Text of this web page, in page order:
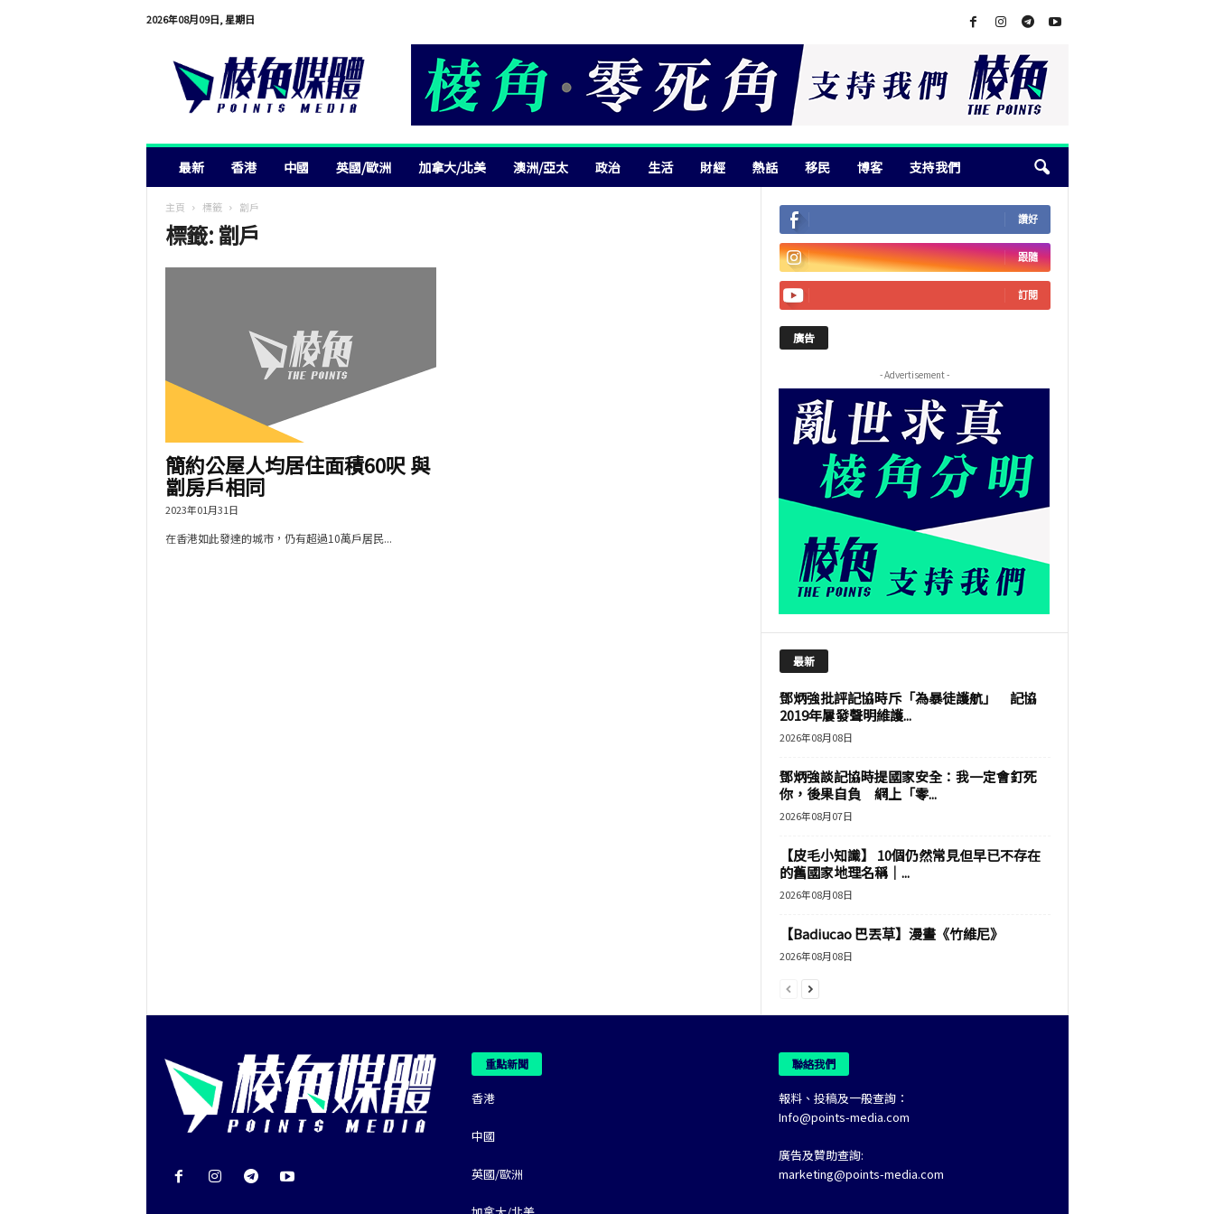
2026年08月09日, 星期日
最新 香港 中國 英國/歐洲 加拿大/北美 澳洲/亞太 政治 生活 財經 熱話 移民 博客 支持我們
主頁 標籤 劏戶
標籤: 劏戶
簡約公屋人均居住面積60呎 與
劏房戶相同
2023年01月31日
在香港如此發達的城市，仍有超過10萬戶居民...
讚好
跟隨
訂閱
廣告
- Advertisement -
最新
鄧炳強批評記協時斥「為暴徒護航」 記協
2019年屢發聲明維護...
2026年08月08日
鄧炳強談記協時提國家安全：我一定會釘死
你，後果自負 網上「零...
2026年08月07日
【皮毛小知識】 10個仍然常見但早已不存在
的舊國家地理名稱｜...
2026年08月08日
【Badiucao 巴丟草】漫畫《竹維尼》
2026年08月08日
重點新聞
香港
中國
英國/歐洲
聯絡我們
報料、投稿及一般查詢：
Info@points-media.com
廣告及贊助查詢:
marketing@points-media.com